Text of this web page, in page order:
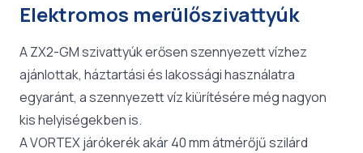
Elektromos merülőszivattyúk
A ZX2-GM szivattyúk erősen szennyezett vízhez
ajánlottak, háztartási és lakossági használatra
egyaránt, a szennyezett víz kiürítésére még nagyon
kis helyiségekben is.
A VORTEX járókerék akár 40 mm átmérőjű szilárd